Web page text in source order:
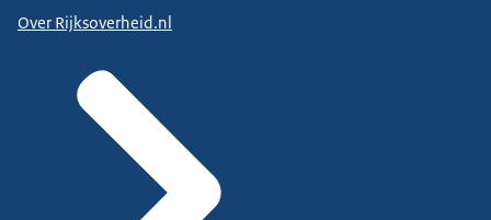
Over Rijksoverheid.nl